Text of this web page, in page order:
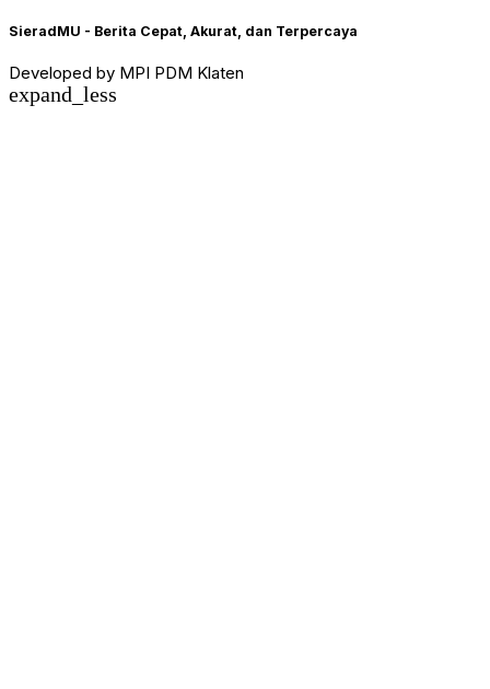
SieradMU - Berita Cepat, Akurat, dan Terpercaya
Developed by MPI PDM Klaten
expand_less